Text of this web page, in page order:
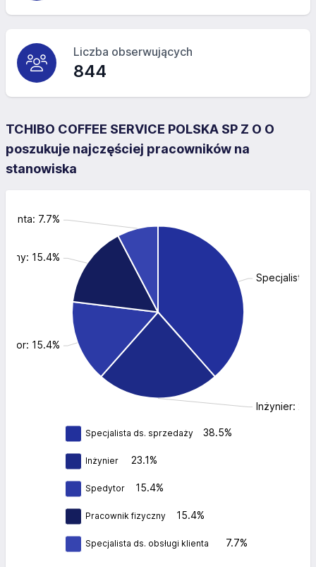
Liczba obserwujących
844
TCHIBO COFFEE SERVICE POLSKA SP Z O O
poszukuje najczęściej pracowników na
stanowiska
Specjalista
Inżynier:
15.4%
15.4%
7.7%
Specjalista ds. sprzedaży 38.5%
Inżynier 23.1%
Spedytor 15.4%
Pracownik fizyczny 15.4%
Specjalista ds. obsługi klienta 7.7%